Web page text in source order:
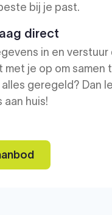
bij je past.
direct
in en verstuur
je op om samen
geregeld? Dan
huis!